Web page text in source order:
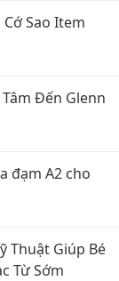
Sao Item
Đến Glenn
đạm A2 cho
Thuật Giúp Bé
Từ Sớm